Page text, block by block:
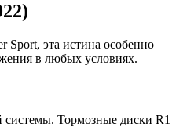
Sport, эта истина особенно
в любых условиях.
системы. Тормозные диски R1